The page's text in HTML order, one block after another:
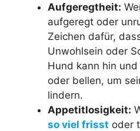
Aufgeregtheit:
aufgeregt oder
Zeichen dafür,
Unwohlsein oder
Hund kann hin
oder bellen, um
lindern.
Appetitlosigkeit:
so viel frisst oder